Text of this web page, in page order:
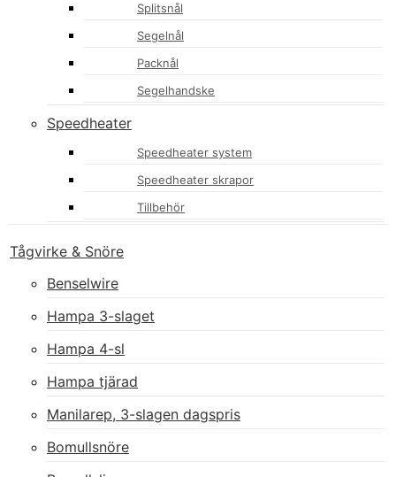
Splitsnål
Segelnål
Packnål
Segelhandske
Speedheater
Speedheater system
Speedheater skrapor
Tillbehör
Tågvirke & Snöre
Benselwire
Hampa 3-slaget
Hampa 4-sl
Hampa tjärad
Manilarep, 3-slagen dagspris
Bomullsnöre